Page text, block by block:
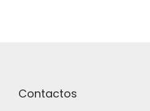
Contactos